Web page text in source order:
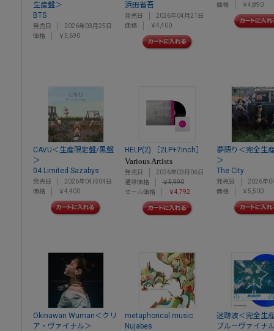
生産盤＞
BTS
発売日
2026年03月25日
価格
￥5,690
浜田省吾
発売日
2026年04月21日
価格
￥4,400
価格
￥4,890
CAVU＜生産限定盤/黒盤
＞
04 Limited Sazabys
発売日
2026年04月04日
価格
￥4,400
HELP(2) ［2LP+7inch］
Various Artists
発売日
2026年03月06日
通常価格
￥5,990
セール価格
￥4,792
夢語り＜完全生
＞
The City
発売日
2026年
価格
￥5,500
Okinawan Wuman＜クリ
ア・ヴァイナル＞
metaphorical music
Nujabes
迷跡波＜完全生
ブルーヴァイナ